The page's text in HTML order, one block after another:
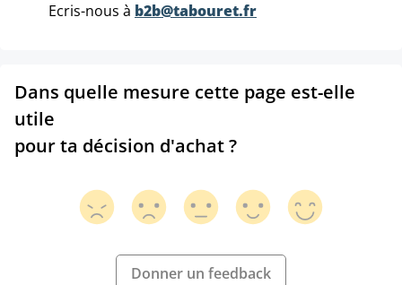
Ecris-nous à b2b@tabouret.fr
Dans quelle mesure cette page est-elle
utile
pour ta décision d'achat ?
Donner un feedback